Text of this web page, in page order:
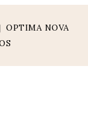
OPTIMA NOVA